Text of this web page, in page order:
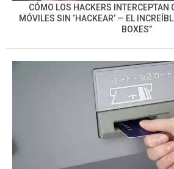
CÓMO LOS HACKERS INTERCEPTAN
MÓVILES SIN ‘HACKEAR’ — EL
BOXES”